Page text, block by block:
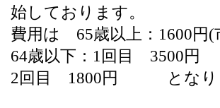
始しております。
費用は 65歳以上：1600円(
64歳以下：1回目 3500円
2回目 1800円 となり